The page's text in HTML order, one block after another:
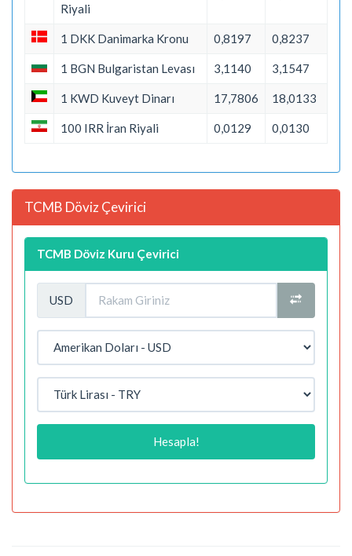
Riyali
1 DKK Danimarka Kronu 0,8197 0,8237
1 BGN Bulgaristan Levası 3,1140 3,1547
1 KWD Kuveyt Dinarı 17,7806 18,0133
100 IRR İran Riyali 0,0129 0,0130
TCMB Döviz Çevirici
TCMB Döviz Kuru Çevirici
USD
Hesapla!